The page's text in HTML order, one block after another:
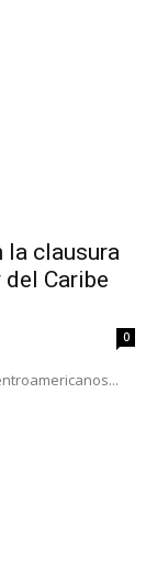
la clausura
Caribe
0